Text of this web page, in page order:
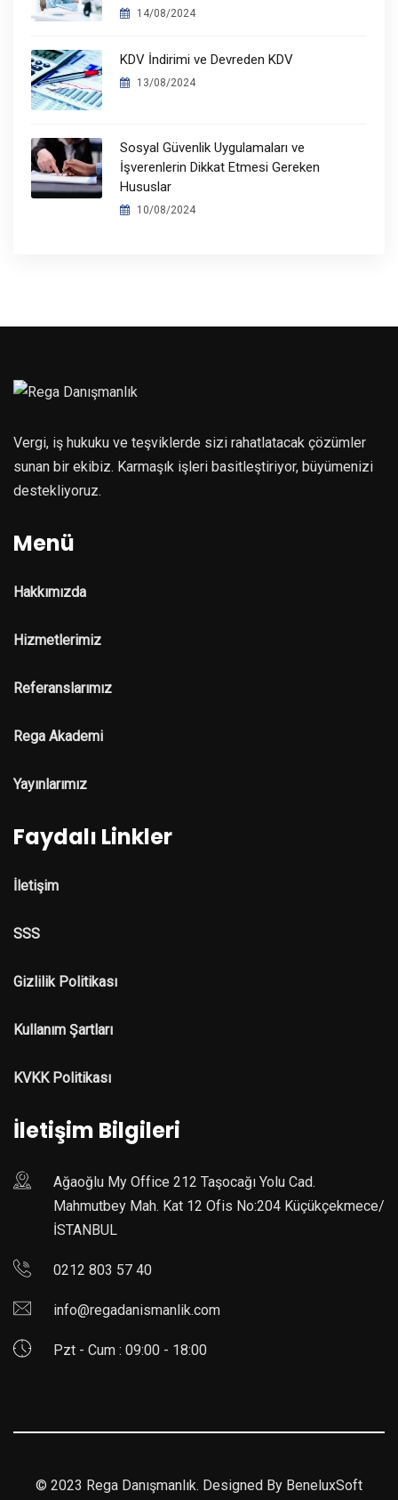
14/08/2024
KDV İndirimi ve Devreden KDV
13/08/2024
Sosyal Güvenlik Uygulamaları ve
İşverenlerin Dikkat Etmesi Gereken
Hususlar
10/08/2024
Vergi, iş hukuku ve teşviklerde sizi rahatlatacak çözümler
sunan bir ekibiz. Karmaşık işleri basitleştiriyor, büyümenizi
destekliyoruz.
Menü
Hakkımızda
Hizmetlerimiz
Referanslarımız
Rega Akademi
Yayınlarımız
Faydalı Linkler
İletişim
SSS
Gizlilik Politikası
Kullanım Şartları
KVKK Politikası
İletişim Bilgileri
Ağaoğlu My Office 212 Taşocağı Yolu Cad.
Mahmutbey Mah. Kat 12 Ofis No:204 Küçükçekmece/
İSTANBUL
0212 803 57 40
info@regadanismanlik.com
Pzt - Cum : 09:00 - 18:00
© 2023 Rega Danışmanlık. Designed By BeneluxSoft